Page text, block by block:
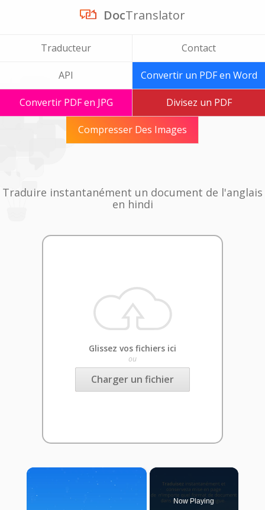
DocTranslator
Traducteur Contact
API Convertir un PDF en Word
Convertir PDF en JPG Divisez un PDF
Compresser Des Images
Traduire instantanément un document de l'anglais
en hindi
Glissez vos fichiers ici
ou
Charger un fichier
×
Now Playing